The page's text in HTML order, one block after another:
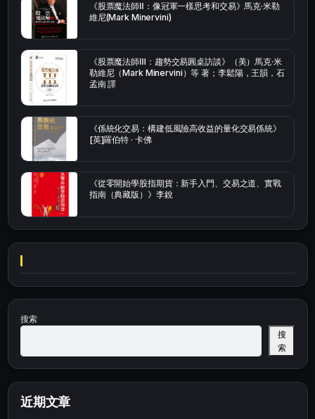
《股票魔法師Ⅱ：像冠軍一樣思考和交易》馬克·米勒
維尼(Mark Minervini)
《股票魔法師Ⅲ：趨勢交易圓桌訪談》（美）馬克·米
勒維尼（Mark Minervini）等 著；李鬆陽，王韻，石
孟南 譯
《係統化交易：構建低風險高收益的量化交易係統》
[英]羅伯特 · 卡佛
《從零開始學股指期貨：新手入門、交易之道、實戰
指南（典藏版）》李銳
搜索
搜
索
近期文章